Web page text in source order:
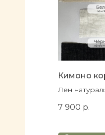
Кимоно
Лен
7 900 р.